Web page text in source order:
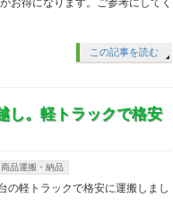
この記事を読む
し。軽トラックで格安
商品運搬・納品
の軽トラックで格安に運搬しまし